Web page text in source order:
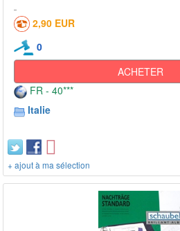
2,90 EUR
0
ACHETER
FR - 40***
Italie
+ ajout à ma sélection